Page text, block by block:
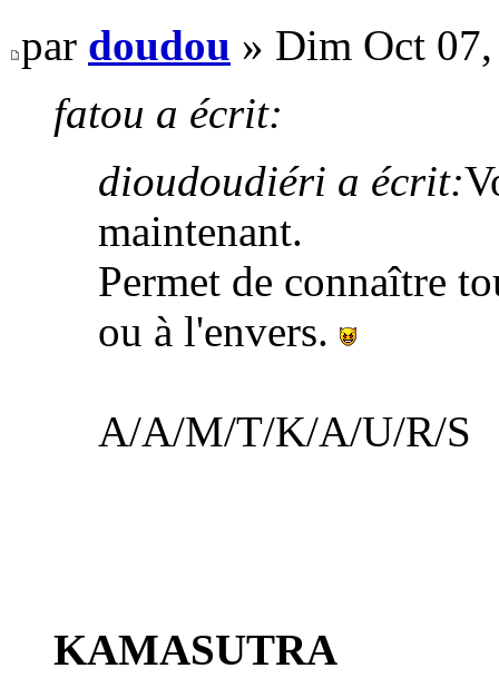
par doudou » Dim Oct
fatou a écrit:
dioudoudiéri a écrit:
maintenant.
Permet de connaître
ou à l'envers.
A/A/M/T/K/A/U/R/S
KAMASUTRA